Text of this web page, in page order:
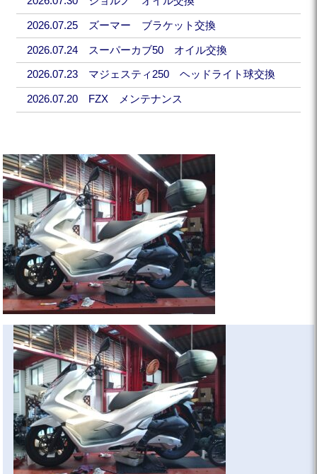
2026.07.25 ズーマー ブラケット交換
2026.07.24 スーパーカブ50 オイル交換
2026.07.23 マジェスティ250 ヘッドライト球交換
2026.07.20 FZX メンテナンス